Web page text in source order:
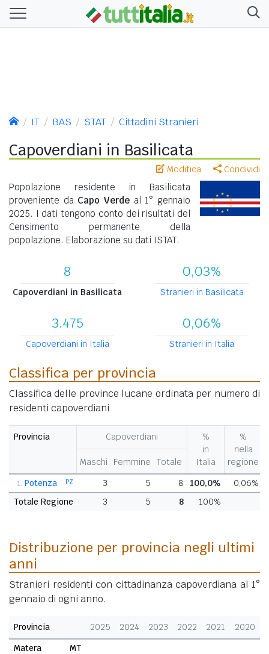
IT BAS STAT Cittadini Stranieri
Capoverdiani in Basilicata
Modifica Condividi
Popolazione residente in Basilicata
proveniente da Capo Verde al 1° gennaio
2025. I dati tengono conto dei risultati del
Censimento permanente della
popolazione. Elaborazione su dati ISTAT.
8
Capoverdiani in Basilicata
0,03%
Stranieri in Basilicata
3.475
Capoverdiani in Italia
0,06%
Stranieri in Italia
Classifica per provincia
Classifica delle province lucane ordinata per numero di
residenti capoverdiani
Provincia Capoverdiani
%
in
Italia
%
nella
regione
Maschi Femmine Totale
1. PZ
Potenza 3 5 8 100,0%
0,06%
Totale Regione
3 5 8 100%
Distribuzione per provincia negli ultimi
anni
Stranieri residenti con cittadinanza capoverdiana al 1°
gennaio di ogni anno.
Provincia 2025 2024 2023 2022 2021
2020
MT
Matera